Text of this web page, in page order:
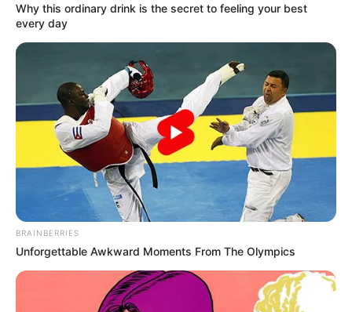
ПОДІЇ
На Закарпатті 11-й клас
завершило понад 11200
випускників і майже стільки ж
подали заяви у 1-й клас
ТРА 29, 2026
Why this ordinary drink is the secret to feeling your best
every day
BRAINBERRIES
Unforgettable Awkward Moments From The Olympics